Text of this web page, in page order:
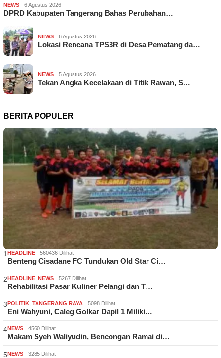
NEWS 6 Agustus 2026
DPRD Kabupaten Tangerang Bahas Perubahan…
NEWS 6 Agustus 2026
Lokasi Rencana TPS3R di Desa Pematang da…
NEWS 5 Agustus 2026
Tekan Angka Kecelakaan di Titik Rawan, S…
BERITA POPULER
1 HEADLINE 560436 Dilihat
Benteng Cisadane FC Tundukan Old Star Ci…
2HEADLINE NEWS 5267 Dilihat
Rehabilitasi Pasar Kuliner Pelangi dan T…
3POLITIK TANGERANG RAYA 5098 Dilihat
Eni Wahyuni, Caleg Golkar Dapil 1 Miliki…
4NEWS 4560 Dilihat
Makam Syeh Waliyudin, Bencongan Ramai di…
5NEWS 3285 Dilihat